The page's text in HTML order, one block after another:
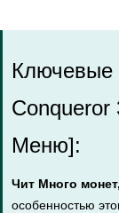
Ключевые
Conqueror
Меню]:
Чит Много
особенностью